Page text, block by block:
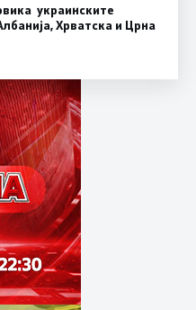
украинските
Хрватска и Црна